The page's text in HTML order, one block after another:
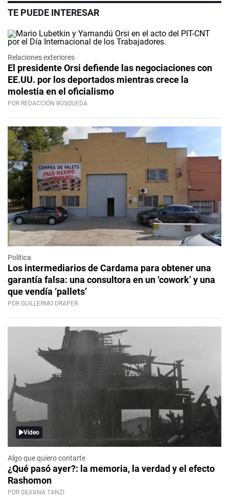
TE PUEDE INTERESAR
Relaciones exteriores
El presidente Orsi defiende las negociaciones con
EE.UU. por los deportados mientras crece la
molestia en el oficialismo
POR REDACCIÓN BÚSQUEDA
Política
Los intermediarios de Cardama para obtener una
garantía falsa: una consultora en un ‘cowork’ y una
que vendía ‘pallets’
POR GUILLERMO DRAPER
Video
Algo que quiero contarte
¿Qué pasó ayer?: la memoria, la verdad y el efecto
Rashomon
POR SILVANA TANZI